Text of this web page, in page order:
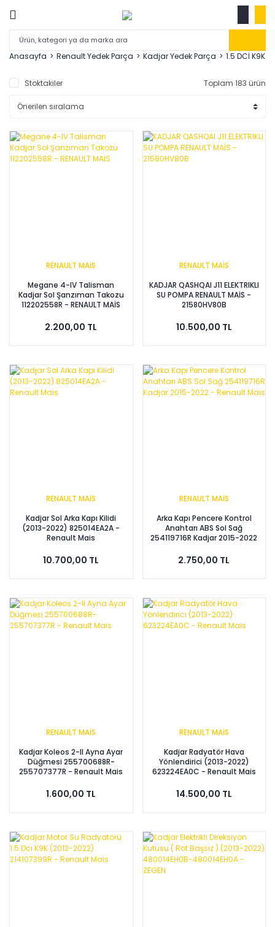
Anasayfa Renault Yedek Parça Kadjar Yedek Parça 1.5 DCİ K9K
Stoktakiler Toplam 183 ürün
RENAULT MAİS
Megane 4-IV Talisman
Kadjar Sol Şanzıman Takozu
112202558R - RENAULT MAİS
2.200,00 TL
RENAULT MAİS
KADJAR QASHQAI J11 ELEKTRIKLI
SU POMPA RENAULT MAİS -
21580HV80B
10.500,00 TL
RENAULT MAİS
Kadjar Sol Arka Kapı Kilidi
(2013-2022) 825014EA2A -
Renault Mais
10.700,00 TL
RENAULT MAİS
Arka Kapı Pencere Kontrol
Anahtarı ABS Sol Sağ
254119716R Kadjar 2015-2022
2.750,00 TL
RENAULT MAİS
Kadjar Koleos 2-II Ayna Ayar
Düğmesi 255700688R-
255707377R - Renault Mais
1.600,00 TL
RENAULT MAİS
Kadjar Radyatör Hava
Yönlendirici (2013-2022)
623224EA0C - Renault Mais
14.500,00 TL